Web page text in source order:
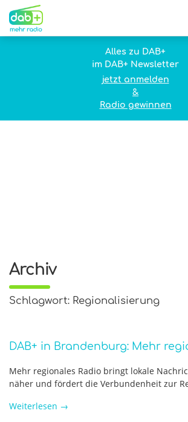
Alles zu DAB+
im DAB+ Newsletter
jetzt anmelden
&
Radio gewinnen
Archiv
Schlagwort: Regionalisierung
DAB+ in Brandenburg: Mehr
Mehr regionales Radio bringt lokale
näher und fördert die Verbundenheit zur
Weiterlesen →